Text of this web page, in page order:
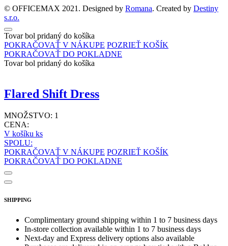
© OFFICEMAX 2021. Designed by Romana. Created by Destiny
s.r.o.
Tovar bol pridaný do košíka
POKRAČOVAŤ V NÁKUPE POZRIEŤ KOŠÍK
POKRAČOVAŤ DO POKLADNE
Tovar bol pridaný do košíka
Flared Shift Dress
MNOŽSTVO: 1
CENA:
V košíku ks
SPOLU:
POKRAČOVAŤ V NÁKUPE POZRIEŤ KOŠÍK
POKRAČOVAŤ DO POKLADNE
SHIPPING
Complimentary ground shipping within 1 to 7 business days
In-store collection available within 1 to 7 business days
Next-day and Express delivery options also available